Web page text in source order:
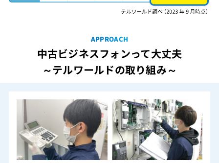
APPROACH
中古ビジネスフォンって大丈夫
～テルワールドの取り組み～